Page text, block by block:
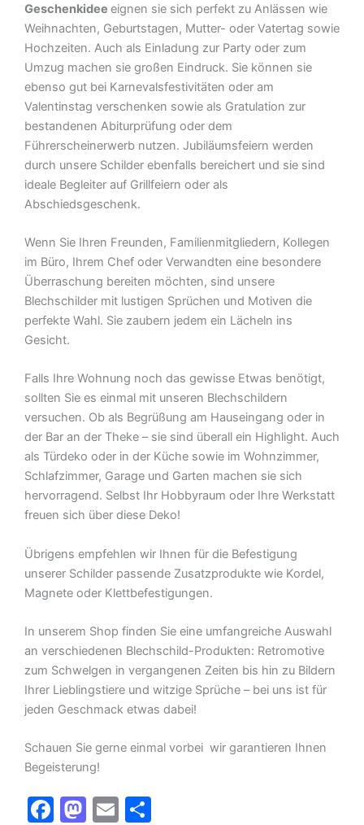
Geschenkidee eignen sie sich perfekt zu Anlässen wie
Weihnachten, Geburtstagen, Mutter- oder Vatertag sowie
Hochzeiten. Auch als Einladung zur Party oder zum
Umzug machen sie großen Eindruck. Sie können sie
ebenso gut bei Karnevalsfestivitäten oder am
Valentinstag verschenken sowie als Gratulation zur
bestandenen Abiturprüfung oder dem
Führerscheinerwerb nutzen. Jubiläumsfeiern werden
durch unsere Schilder ebenfalls bereichert und sie sind
ideale Begleiter auf Grillfeiern oder als
Abschiedsgeschenk.
Wenn Sie Ihren Freunden, Familienmitgliedern, Kollegen
im Büro, Ihrem Chef oder Verwandten eine besondere
Überraschung bereiten möchten, sind unsere
Blechschilder mit lustigen Sprüchen und Motiven die
perfekte Wahl. Sie zaubern jedem ein Lächeln ins
Gesicht.
Falls Ihre Wohnung noch das gewisse Etwas benötigt,
sollten Sie es einmal mit unseren Blechschildern
versuchen. Ob als Begrüßung am Hauseingang oder in
der Bar an der Theke – sie sind überall ein Highlight. Auch
als Türdeko oder in der Küche sowie im Wohnzimmer,
Schlafzimmer, Garage und Garten machen sie sich
hervorragend. Selbst Ihr Hobbyraum oder Ihre Werkstatt
freuen sich über diese Deko!
Übrigens empfehlen wir Ihnen für die Befestigung
unserer Schilder passende Zusatzprodukte wie Kordel,
Magnete oder Klettbefestigungen.
In unserem Shop finden Sie eine umfangreiche Auswahl
an verschiedenen Blechschild-Produkten: Retromotive
zum Schwelgen in vergangenen Zeiten bis hin zu Bildern
Ihrer Lieblingstiere und witzige Sprüche – bei uns ist für
jeden Geschmack etwas dabei!
Schauen Sie gerne einmal vorbei  wir garantieren Ihnen
Begeisterung!
F
M E